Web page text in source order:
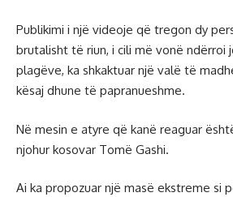
Publikimi i një videoje që tregon dy
brutalisht të riun, i cili më vonë ndërroi
plagëve, ka shkaktuar një valë të
kësaj dhune të papranueshme.
Në mesin e atyre që kanë reaguar
njohur kosovar Tomë Gashi.
Ai ka propozuar një masë ekstreme si